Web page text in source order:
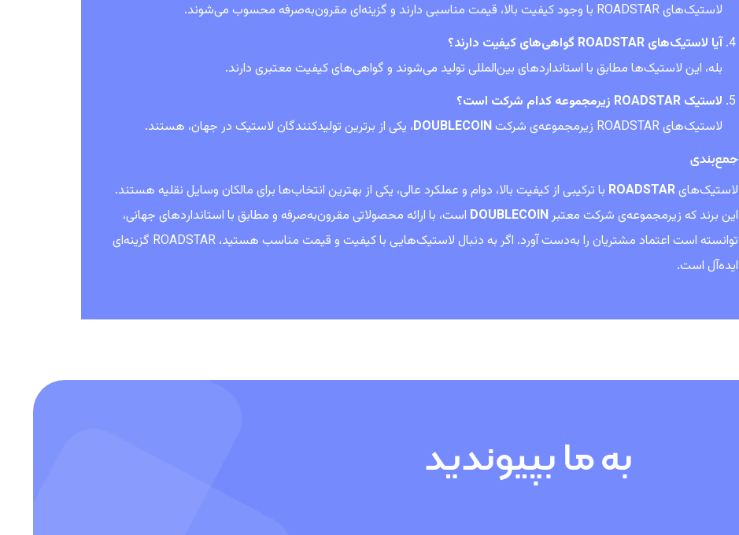
لاستیک‌های ROADSTAR با وجود کیفیت بالا، قیمت مناسبی دارند و گزینه‌ای مقرون‌به‌صرفه محسوب می‌شوند.
آیا لاستیک‌های ROADSTAR گواهی‌های کیفیت دارند؟
بله، این لاستیک‌ها مطابق با استانداردهای بین‌المللی تولید می‌شوند و گواهی‌های کیفیت معتبری دارند.
لاستیک ROADSTAR زیرمجموعه کدام شرکت است؟
لاستیک‌های ROADSTAR زیرمجموعه‌ی شرکت
DOUBLECOIN، یکی از برترین تولیدکنندگان لاستیک در جهان، هستند.
جمع‌بندی
لاستیک‌هایROADSTAR با ترکیبی از کیفیت بالا، دوام و عملکرد عالی، یکی از بهترین انتخاب‌ها برای مالکان وسایل نقلیه هستند.
این برند که زیرمجموعه‌ی شرکت معتبرDOUBLECOIN است، با ارائه محصولاتی مقرون‌به‌صرفه و مطابق با استانداردهای جهانی،
توانسته است اعتماد مشتریان را به‌دست آورد. اگر به دنبال لاستیک‌هایی با کیفیت و قیمت مناسب هستید، ROADSTAR گزینه‌ای
ایده‌آل است.
به ما بپیوندید